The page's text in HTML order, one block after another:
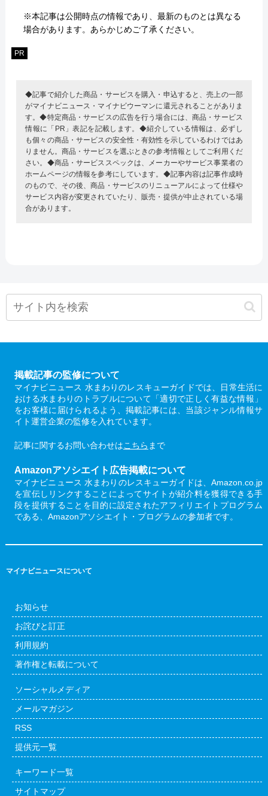
※本記事は公開時点の情報であり、最新のものとは異なる
場合があります。あらかじめご了承ください。
PR
◆記事で紹介した商品・サービスを購入・申込すると、売上の一部
がマイナビニュース・マイナビウーマンに還元されることがありま
す。◆特定商品・サービスの広告を行う場合には、商品・サービス
情報に「PR」表記を記載します。◆紹介している情報は、必ずし
も個々の商品・サービスの安全性・有効性を示しているわけではあ
りません。商品・サービスを選ぶときの参考情報としてご利用くだ
さい。◆商品・サービススペックは、メーカーやサービス事業者の
ホームページの情報を参考にしています。◆記事内容は記事作成時
のもので、その後、商品・サービスのリニューアルによって仕様や
サービス内容が変更されていたり、販売・提供が中止されている場
合があります。
掲載記事の監修について
マイナビニュース 水まわりのレスキューガイドでは、日常生活に
おける水まわりのトラブルについて「適切で正しく有益な情報」
をお客様に届けられるよう、掲載記事には、当該ジャンル情報サ
イト運営企業の監修を入れています。
記事に関するお問い合わせはこちら まで
Amazonアソシエイト広告掲載について
マイナビニュース 水まわりのレスキューガイドは、Amazon.co.jp
を宣伝しリンクすることによってサイトが紹介料を獲得できる手
段を提供することを目的に設定されたアフィリエイトプログラム
である、Amazonアソシエイト・プログラムの参加者です。
マイナビニュースについて
お知らせ
お詫びと訂正
利用規約
著作権と転載について
ソーシャルメディア
メールマガジン
RSS
提供元一覧
キーワード一覧
サイトマップ